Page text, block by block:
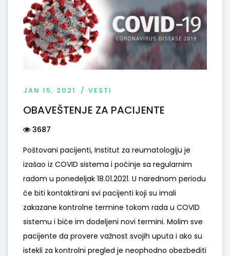
JAN 15, 2021 VESTI
OBAVEŠTENJE ZA PACIJENTE
3687
Poštovani pacijenti, Institut za reumatologiju je
izašao iz COVID sistema i počinje sa regularnim
radom u ponedeljak 18.01.2021. U narednom periodu
će biti kontaktirani svi pacijenti koji su imali
zakazane kontrolne termine tokom rada u COVID
sistemu i biće im dodeljeni novi termini. Molim sve
pacijente da provere važnost svojih uputa i ako su
istekli za kontrolni pregled je neophodno obezbediti